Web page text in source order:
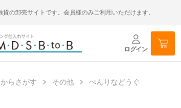
の卸売サイトです。会員様のみご利用いただけます。
ログイン
らさがす その他
べんりなどうぐ